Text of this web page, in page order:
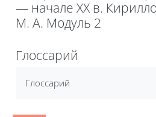
— начале XX в.
М. А. Модуль 2
Глоссарий
Глоссарий